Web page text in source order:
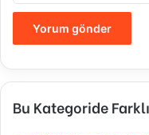
Bu Kategoride